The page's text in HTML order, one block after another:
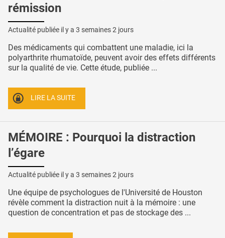
rémission
Actualité publiée il y a 3 semaines 2 jours
Des médicaments qui combattent une maladie, ici la
polyarthrite rhumatoïde, peuvent avoir des effets différents
sur la qualité de vie. Cette étude, publiée ...
LIRE LA SUITE
MÉMOIRE : Pourquoi la distraction
l’égare
Actualité publiée il y a 3 semaines 2 jours
Une équipe de psychologues de l'Université de Houston
révèle comment la distraction nuit à la mémoire : une
question de concentration et pas de stockage des ...